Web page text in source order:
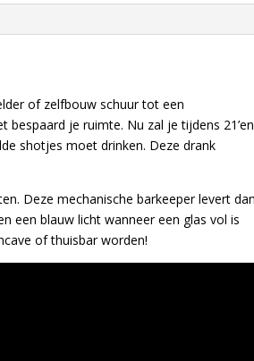
of zelfbouw schuur tot een
bespaard je ruimte. Nu zal je tijdens
shotjes moet drinken. Deze drank
Deze mechanische barkeeper levert
een blauw licht wanneer een glas vol is
of thuisbar worden!